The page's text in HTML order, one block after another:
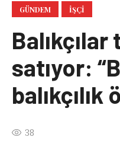
GÜNDEM İŞÇI
satıyor:
balıkçılık
38